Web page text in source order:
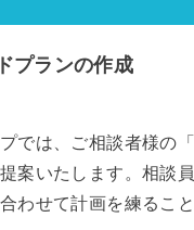
プランの作成
では、ご相談者様の
案いたします。相談
わせて計画を練るこ